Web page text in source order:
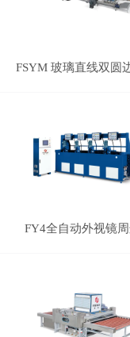
FY4全自动外视镜